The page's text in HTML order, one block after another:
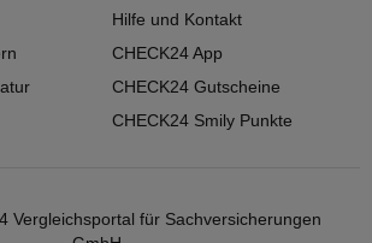
Hilfe und Kontakt
CHECK24 App
CHECK24 Gutscheine
CHECK24 Smily Punkte
Vergleichsportal für Sachversicherungen